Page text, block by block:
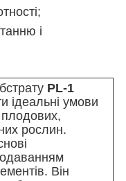
і
PL-1
ідеальні умови
рослин.
Він